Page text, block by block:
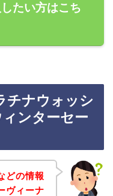
たい方はこち
チナウォッシ
ンターセー
どの情報
ヴィーナ